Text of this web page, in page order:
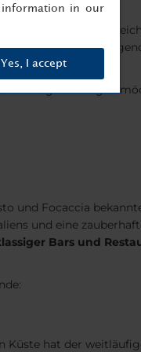
Wasser und
sich auch
verbringen
und Focaccia
und eine
Bars und
Küste hat der
in our
Yes, I accept